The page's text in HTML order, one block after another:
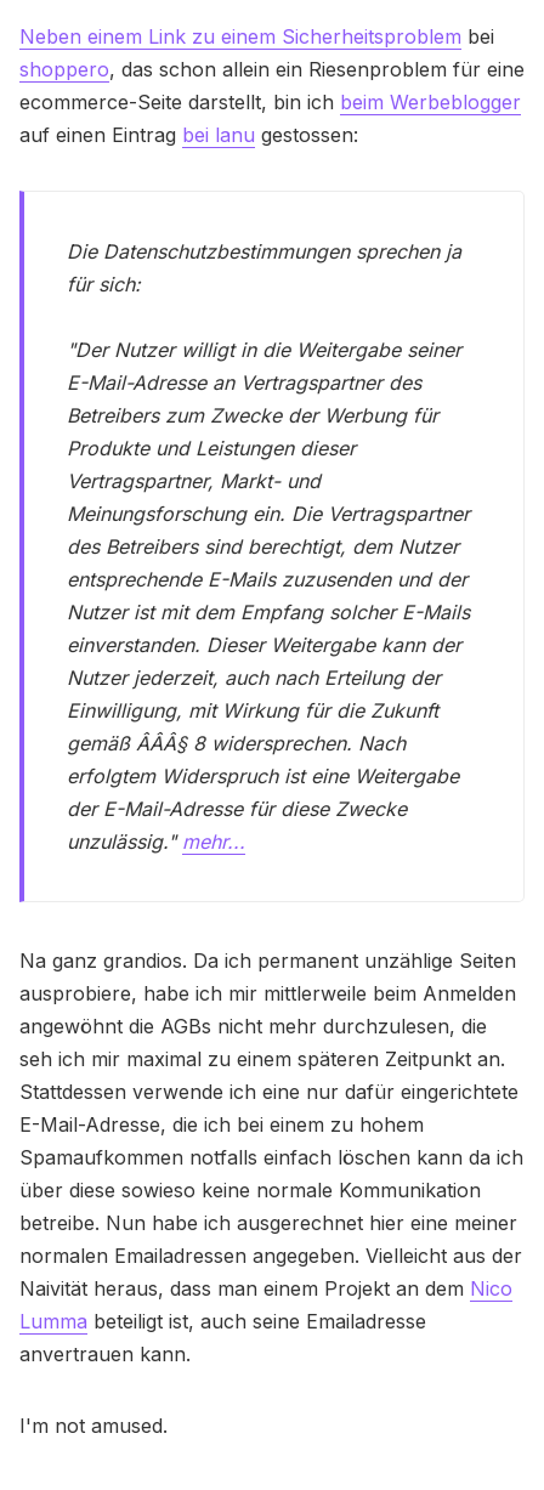
Neben einem Link zu einem Sicherheitsproblem bei
shoppero, das schon allein ein Riesenproblem für eine
ecommerce-Seite darstellt, bin ich beim Werbeblogger
auf einen Eintrag bei lanu gestossen:
Die Datenschutzbestimmungen sprechen ja
für sich:
"Der Nutzer willigt in die Weitergabe seiner
E-Mail-Adresse an Vertragspartner des
Betreibers zum Zwecke der Werbung für
Produkte und Leistungen dieser
Vertragspartner, Markt- und
Meinungsforschung ein. Die Vertragspartner
des Betreibers sind berechtigt, dem Nutzer
entsprechende E-Mails zuzusenden und der
Nutzer ist mit dem Empfang solcher E-Mails
einverstanden. Dieser Weitergabe kann der
Nutzer jederzeit, auch nach Erteilung der
Einwilligung, mit Wirkung für die Zukunft
gemäß ÂÂÂ§ 8 widersprechen. Nach
erfolgtem Widerspruch ist eine Weitergabe
der E-Mail-Adresse für diese Zwecke
unzulässig." mehr...
Na ganz grandios. Da ich permanent unzählige Seiten
ausprobiere, habe ich mir mittlerweile beim Anmelden
angewöhnt die AGBs nicht mehr durchzulesen, die
seh ich mir maximal zu einem späteren Zeitpunkt an.
Stattdessen verwende ich eine nur dafür eingerichtete
E-Mail-Adresse, die ich bei einem zu hohem
Spamaufkommen notfalls einfach löschen kann da ich
über diese sowieso keine normale Kommunikation
betreibe. Nun habe ich ausgerechnet hier eine meiner
normalen Emailadressen angegeben. Vielleicht aus der
Naivität heraus, dass man einem Projekt an dem Nico
Lumma beteiligt ist, auch seine Emailadresse
anvertrauen kann.
I'm not amused.